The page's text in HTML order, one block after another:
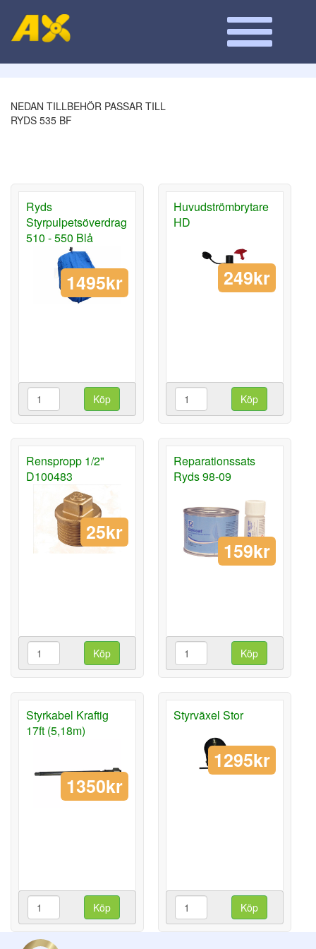
NEDAN TILLBEHÖR PASSAR TILL
RYDS 535 BF
Ryds
Styrpulpetsöverdrag
510 - 550 Blå
1495kr
Köp
Huvudströmbrytare
HD
249kr
Köp
Renspropp 1/2"
D100483
25kr
Köp
Reparationssats
Ryds 98-09
159kr
Köp
Styrkabel Kraftig
17ft (5,18m)
1350kr
Köp
Styrväxel Stor
1295kr
Köp